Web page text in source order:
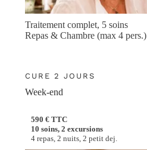
Traitement complet, 5 soins
Repas & Chambre (max 4 pers.)
CURE 2 JOURS
Week-end
590 € TTC
10 soins, 2 excursions
4 repas, 2 nuits, 2 petit dej.